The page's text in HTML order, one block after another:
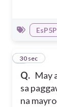
Q. May
sa
na
8
30 sec